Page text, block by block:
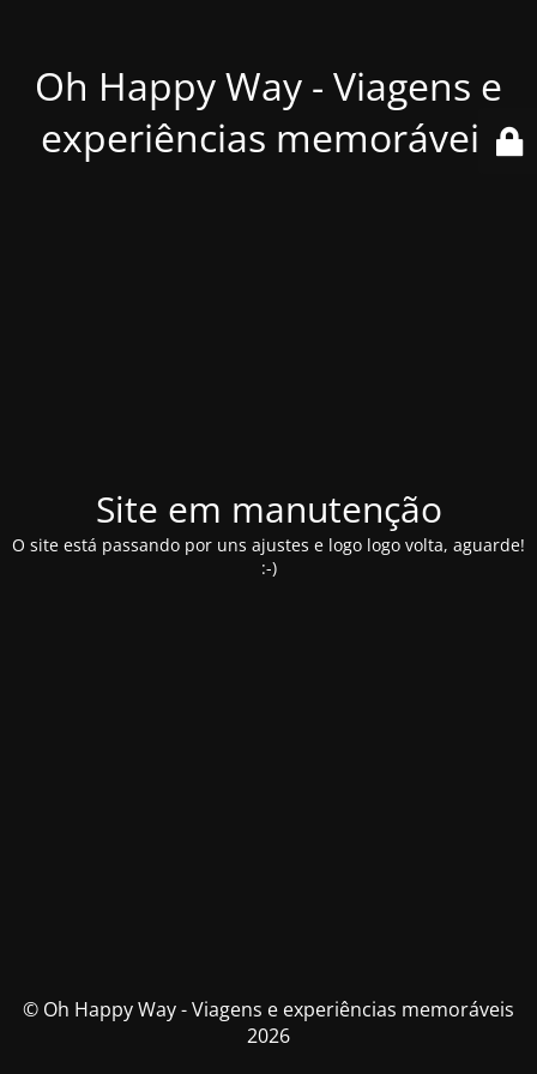
Oh Happy Way - Viagens e
experiências memoráveis
Site em manutenção
O site está passando por uns ajustes e logo logo volta, aguarde!
:-)
© Oh Happy Way - Viagens e experiências memoráveis
2026